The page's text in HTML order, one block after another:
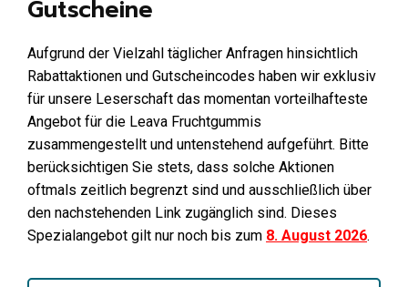
Gutscheine
Aufgrund der Vielzahl täglicher Anfragen hinsichtlich
Rabattaktionen und Gutscheincodes haben wir exklusiv
für unsere Leserschaft das momentan vorteilhafteste
Angebot für die Leava Fruchtgummis
zusammengestellt und untenstehend aufgeführt. Bitte
berücksichtigen Sie stets, dass solche Aktionen
oftmals zeitlich begrenzt sind und ausschließlich über
den nachstehenden Link zugänglich sind. Dieses
Spezialangebot gilt nur noch bis zum 8. August 2026.